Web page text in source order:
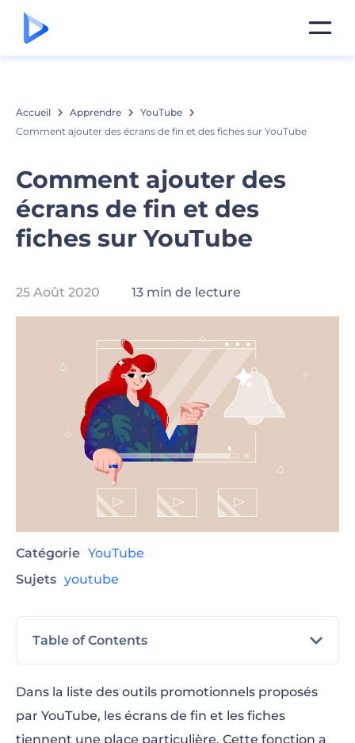
Accueil Apprendre
YouTube
Comment ajouter des écrans de fin et des fiches sur YouTube
Comment ajouter des
écrans de fin et des
fiches sur YouTube
25 Août 2020 13 min de lecture
Catégorie YouTube
Sujets youtube
Table of Contents
pourquoi en avez-vous besoin ?
Comment ajouter des écrans de fin
Dans la liste des outils promotionnels proposés
par YouTube, les écrans de fin et les fiches
tiennent une place particulière. Cette fonction a